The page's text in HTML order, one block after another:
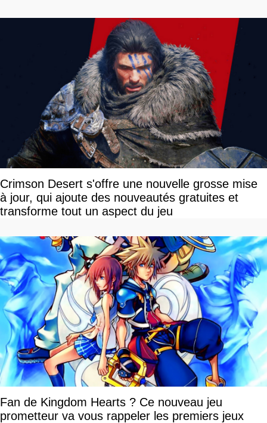
Crimson Desert s'offre une nouvelle grosse mise
à jour, qui ajoute des nouveautés gratuites et
transforme tout un aspect du jeu
Fan de Kingdom Hearts ? Ce nouveau jeu
prometteur va vous rappeler les premiers jeux